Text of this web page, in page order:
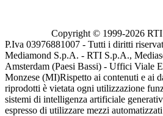
Copyright © 1999-2026
P.Iva 03976881007 - Tutti i diritti
Mediamond S.p.A. - RTI S.p.A.,
Amsterdam (Paesi Bassi) - Uffici Viale
Monzese (MI)Rispetto ai contenuti e ai
riprodotti è vietata ogni utilizzazione
sistemi di intelligenza artificiale
espresso di utilizzare mezzi